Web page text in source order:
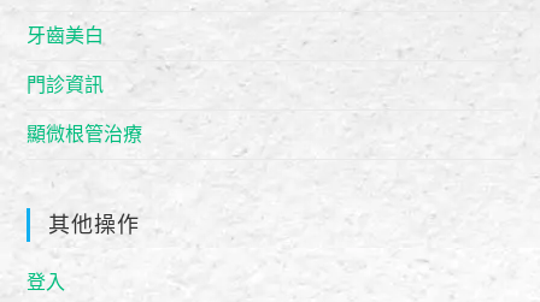
牙齒美白
門診資訊
顯微根管治療
其他操作
登入